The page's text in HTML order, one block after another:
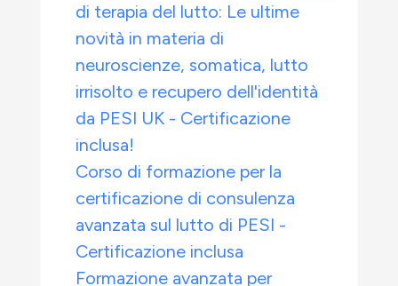
di terapia del lutto: Le ultime
novità in materia di
neuroscienze, somatica, lutto
irrisolto e recupero dell'identità
da PESI UK - Certificazione
inclusa!
Corso di formazione per la
certificazione di consulenza
avanzata sul lutto di PESI -
Certificazione inclusa
Formazione avanzata per